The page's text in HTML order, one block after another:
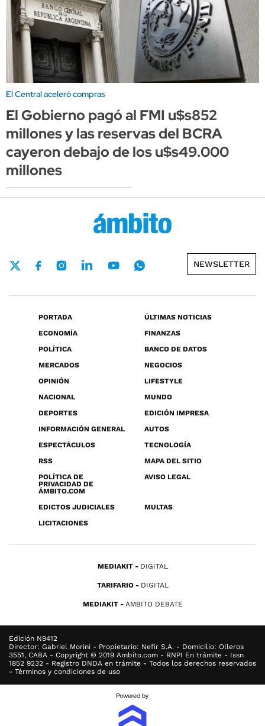
El Central aceleró compras
El Gobierno pagó al FMI u$s852
millones y las reservas del BCRA
cayeron debajo de los u$s49.000
millones
NEWSLETTER
PORTADA
ÚLTIMAS NOTICIAS
ECONOMÍA
FINANZAS
POLÍTICA
BANCO DE DATOS
MERCADOS
NEGOCIOS
OPINIÓN
LIFESTYLE
NACIONAL
MUNDO
DEPORTES
EDICIÓN IMPRESA
INFORMACIÓN GENERAL
AUTOS
ESPECTÁCULOS
TECNOLOGÍA
RSS
MAPA DEL SITIO
POLÍTICA DE
PRIVACIDAD DE
ÁMBITO.COM
AVISO LEGAL
EDICTOS JUDICIALES
MULTAS
LICITACIONES
MEDIAKIT DIGITAL
TARIFARIO DIGITAL
MEDIAKIT AMBITO DEBATE
Edición N9412
Director: Gabriel Morini - Propietario: Nefir S.A. - Domicilio: Olleros
3551, CABA - Copyright © 2019 Ambito.com - RNPI En trámite - Issn
1852 9232 - Registro DNDA en trámite - Todos los derechos reservados
- Términos y condiciones de uso